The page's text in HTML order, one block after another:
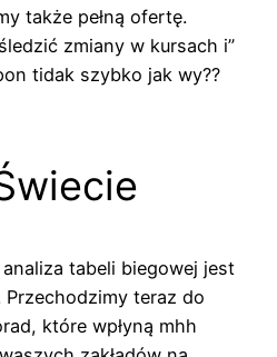
także pełną ofertę.
zmiany w kursach i”
tidak szybko jak wy??
tabeli biegowej jest
teraz do
które wpłyną mhh